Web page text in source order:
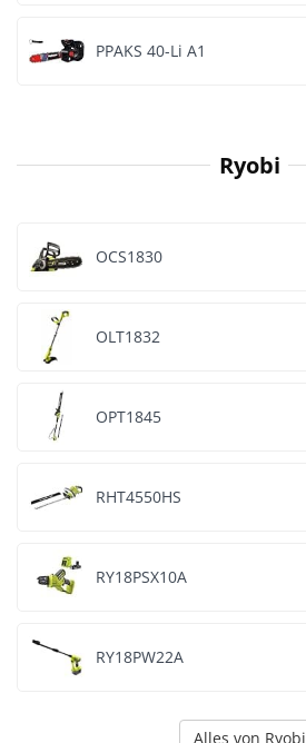
PPAKS 40-Li A1
Ryobi
OCS1830
OLT1832
OPT1845
RHT4550HS
RY18PSX10A
RY18PW22A
Alles von Ryobi